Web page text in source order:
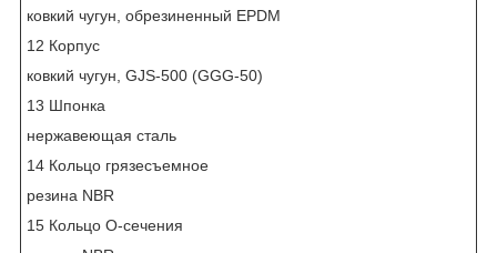
ковкий чугун, обрезиненный EPDM
12 Корпус
ковкий чугун, GJS-500 (GGG-50)
13 Шпонка
нержавеющая сталь
14 Кольцо грязесъемное
резина NBR
15 Кольцо О-сечения